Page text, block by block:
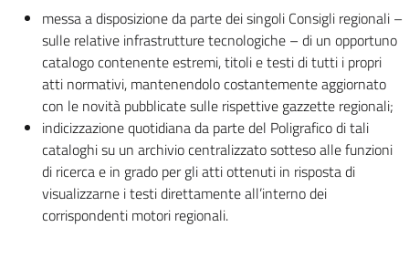
messa a disposizione da parte dei singoli Consigli regionali –
sulle relative infrastrutture tecnologiche – di un opportuno
catalogo contenente estremi, titoli e testi di tutti i propri
atti normativi, mantenendolo costantemente aggiornato
con le novità pubblicate sulle rispettive gazzette regionali;
indicizzazione quotidiana da parte del Poligrafico di tali
cataloghi su un archivio centralizzato sotteso alle funzioni
di ricerca e in grado per gli atti ottenuti in risposta di
visualizzarne i testi direttamente all’interno dei
corrispondenti motori regionali.